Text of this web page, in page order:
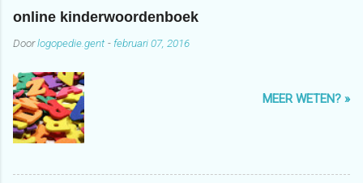
online kinderwoordenboek
Doorlogopedie.gent - februari 07, 2016
MEER WETEN? »